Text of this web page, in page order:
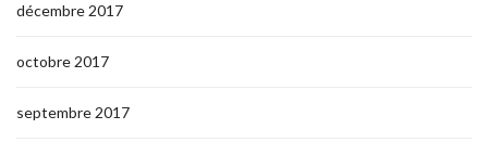
décembre 2017
octobre 2017
septembre 2017